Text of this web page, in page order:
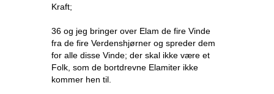
Kraft;
36 og jeg bringer over Elam de fire Vinde
fra de fire Verdenshjørner og spreder dem
for alle disse Vinde; der skal ikke være et
Folk, som de bortdrevne Elamiter ikke
kommer hen til.